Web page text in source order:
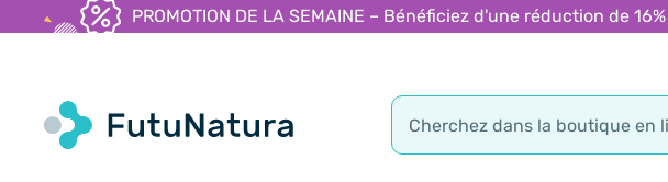
PROMOTION DE LA SEMAINE – Bénéficiez d'une réduction de